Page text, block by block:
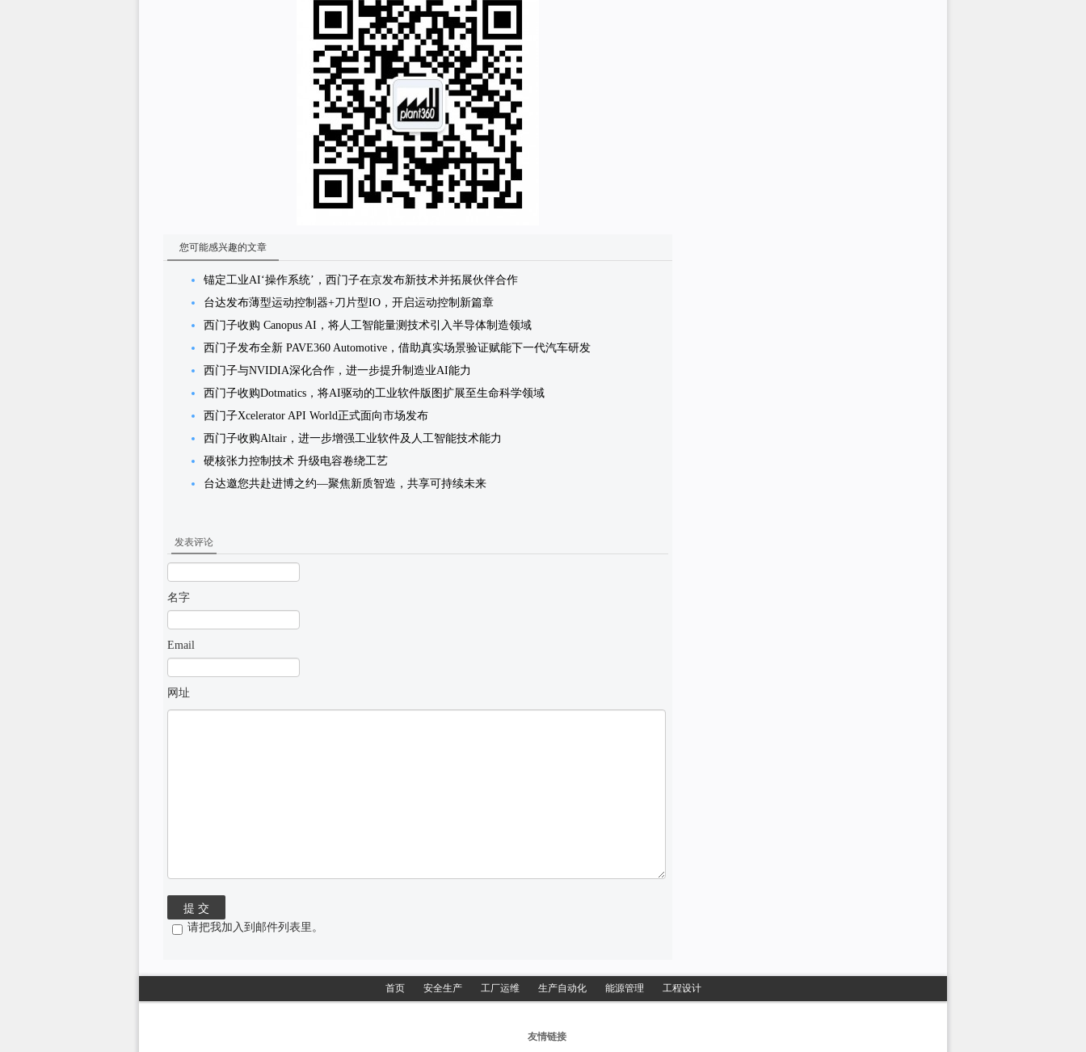
您可能感兴趣的文章
锚定工业AI‘操作系统’，西门子在京发布新技术并拓展伙伴合作
台达发布薄型运动控制器+刀片型IO，开启运动控制新篇章
西门子收购 Canopus AI，将人工智能量测技术引入半导体制造领域
西门子发布全新 PAVE360 Automotive，借助真实场景验证赋能下一代汽车研发
西门子与NVIDIA深化合作，进一步提升制造业AI能力
西门子收购Dotmatics，将AI驱动的工业软件版图扩展至生命科学领域
西门子Xcelerator API World正式面向市场发布
西门子收购Altair，进一步增强工业软件及人工智能技术能力
硬核张力控制技术 升级电容卷绕工艺
台达邀您共赴进博之约—聚焦新质智造，共享可持续未来
发表评论
名字
Email
网址
请把我加入到邮件列表里。
首页 安全生产 工厂运维 生产自动化 能源管理 工程设计
友情链接